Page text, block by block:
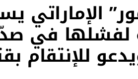
الإماراتي
لفشلها في
للإنتقام